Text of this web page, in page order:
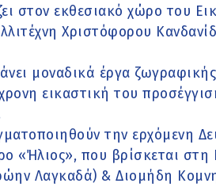
στον εκθεσιακό χώρο του
Χριστόφορου
μοναδικά έργα
εικαστική του
την ερχόμενη
«Ήλιος», που βρίσκεται
Λαγκαδά) & Διομήδη